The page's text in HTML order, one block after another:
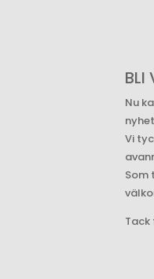
BLI
Nu
Vi
Som